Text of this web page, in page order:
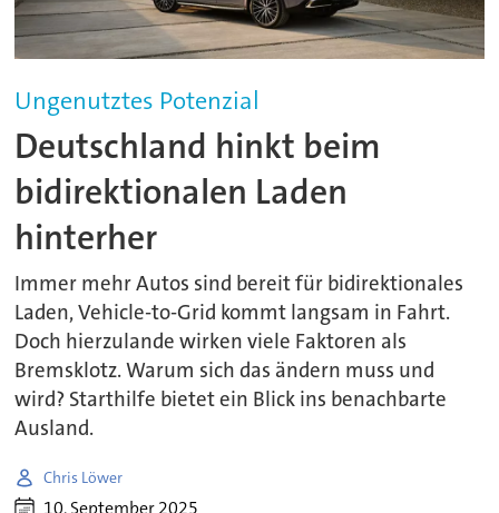
Ungenutztes Potenzial
Deutschland hinkt beim
bidirektionalen Laden
hinterher
Immer mehr Autos sind bereit für bidirektionales
Laden, Vehicle-to-Grid kommt langsam in Fahrt.
Doch hierzulande wirken viele Faktoren als
Bremsklotz. Warum sich das ändern muss und
wird? Starthilfe bietet ein Blick ins benachbarte
Ausland.
Chris Löwer
10. September 2025